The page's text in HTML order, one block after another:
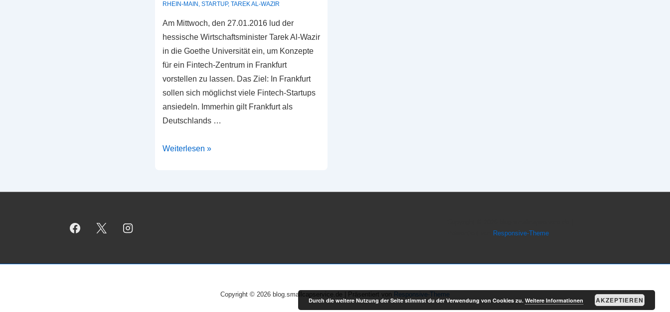
RHEIN-MAIN , STARTUP, TAREK AL-WAZIR
Am Mittwoch, den 27.01.2016 lud der
hessische Wirtschaftsminister Tarek Al-Wazir
in die Goethe Universität ein, um Konzepte
für ein Fintech-Zentrum in Frankfurt
vorstellen zu lassen. Das Ziel: In Frankfurt
sollen sich möglichst viele Fintech-Startups
ansiedeln. Immerhin gilt Frankfurt als
Deutschlands …
Der
Frankfurter
Weiterlesen »
Responsive-Theme
Copyright © 2026 blog.smallcapservice.de | Präsentiert von Responsive-Theme
Durch die weitere Nutzung der Seite stimmst du der Verwendung von Cookies zu. Weitere Informationen AKZEPTIEREN